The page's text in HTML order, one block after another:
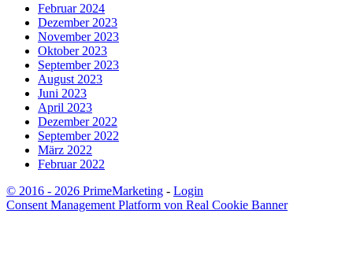
Februar 2024
Dezember 2023
November 2023
Oktober 2023
September 2023
August 2023
Juni 2023
April 2023
Dezember 2022
September 2022
März 2022
Februar 2022
© 2016 - 2026 PrimeMarketing - Login
Consent Management Platform von Real Cookie Banner